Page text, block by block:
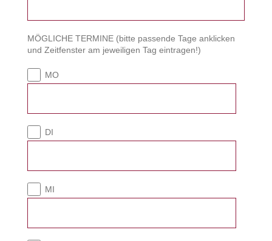
MÖGLICHE TERMINE (bitte passende Tage anklicken
und Zeitfenster am jeweiligen Tag eintragen!)
MO
DI
MI